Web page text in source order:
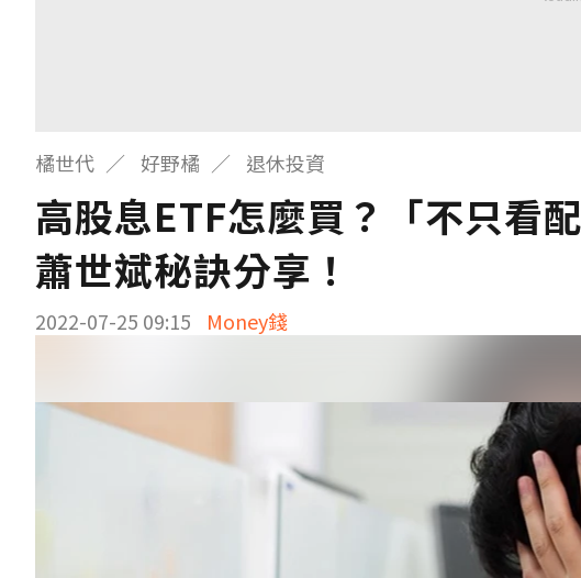
橘世代 好野橘 退休投資
高股息ETF怎麼買？「不只看
蕭世斌秘訣分享！
2022-07-25 09:15 Money錢